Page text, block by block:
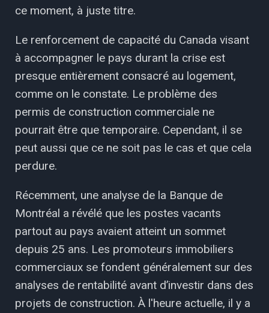
ce moment, à juste titre.
Le renforcement de capacité du Canada visant
à accompagner le pays durant la crise est
presque entièrement consacré au logement,
comme on le constate. Le problème des
permis de construction commerciale ne
pourrait être que temporaire. Cependant, il se
peut aussi que ce ne soit pas le cas et que cela
perdure.
Récemment, une analyse de la Banque de
Montréal a révélé que les postes vacants
partout au pays avaient atteint un sommet
depuis 25 ans. Les promoteurs immobiliers
commerciaux se fondent généralement sur des
analyses de rentabilité avant d’investir dans des
projets de construction. À l'heure actuelle, il y a